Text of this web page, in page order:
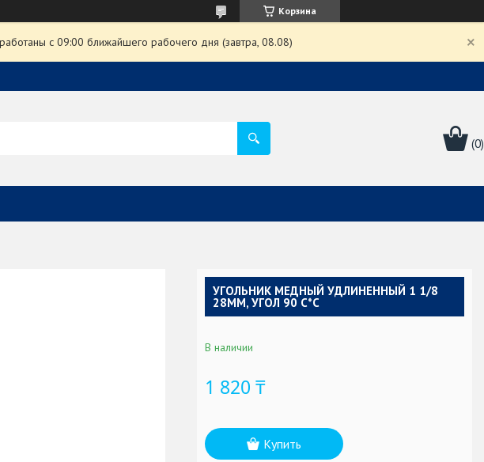
Корзина
с 09:00 ближайшего рабочего дня (завтра, 08.08)
УГОЛЬНИК МЕДНЫЙ УДЛИНЕННЫЙ 1 1/8
28ММ, УГОЛ 90 С*С
В наличии
1 820 ₸
Купить